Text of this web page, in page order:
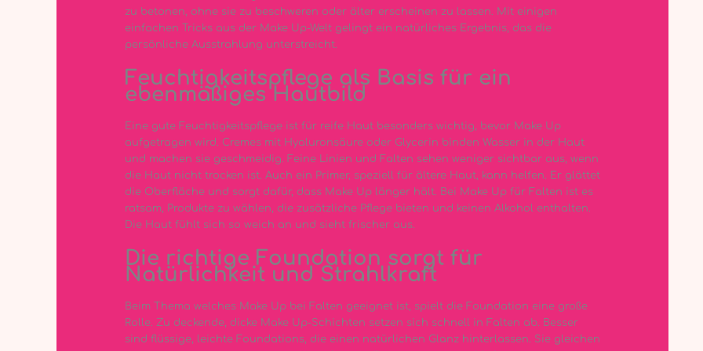
zu betonen, ohne sie zu beschweren oder älter erscheinen zu lassen. Mit einigen
einfachen Tricks aus der Make Up-Welt gelingt ein natürliches Ergebnis, das die
persönliche Ausstrahlung unterstreicht.
Feuchtigkeitspflege als Basis für ein
ebenmäßiges Hautbild
Eine gute Feuchtigkeitspflege ist für reife Haut besonders wichtig, bevor Make Up
aufgetragen wird. Cremes mit Hyaluronsäure oder Glycerin binden Wasser in der Haut
und machen sie geschmeidig. Feine Linien und Falten sehen weniger sichtbar aus, wenn
die Haut nicht trocken ist. Auch ein Primer, speziell für ältere Haut, kann helfen. Er glättet
die Oberfläche und sorgt dafür, dass Make Up länger hält. Bei Make Up für Falten ist es
ratsam, Produkte zu wählen, die zusätzliche Pflege bieten und keinen Alkohol enthalten.
Die Haut fühlt sich so weich an und sieht frischer aus.
Die richtige Foundation sorgt für
Natürlichkeit und Strahlkraft
Beim Thema welches Make Up bei Falten geeignet ist, spielt die Foundation eine große
Rolle. Zu deckende, dicke Make Up-Schichten setzen sich schnell in Falten ab. Besser
sind flüssige, leichte Foundations, die einen natürlichen Glanz hinterlassen. Sie gleichen